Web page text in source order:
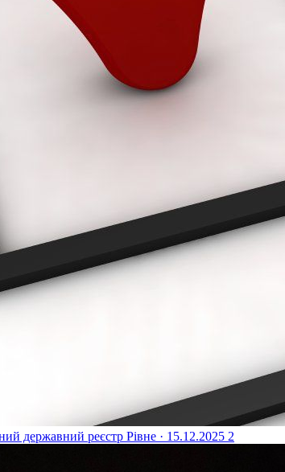
державний реєстр Рівне · 15.12.2025 2